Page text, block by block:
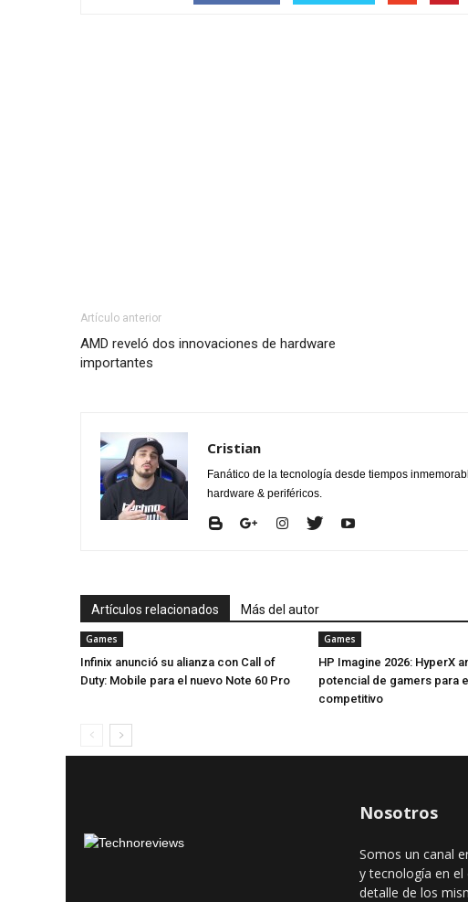
Artículo anterior
AMD reveló dos innovaciones de hardware
importantes
Cristian
Fanático de la tecnología desde tiempos
hardware & periféricos.
Artículos relacionados Más del autor
Games
Infinix anunció su alianza con Call of
Duty: Mobile para el nuevo Note 60 Pro
Games
HP Imagine 2026: HyperX
potencial de gamers para
competitivo
Nosotros
Somos un canal
y tecnología en el
detalle de los